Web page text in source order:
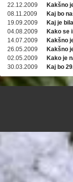
22.12.2009
Kakšno
08.11.2009
Kaj bo
19.09.2009
Kaj je
04.08.2009
Kako se
14.07.2009
Kakšno
26.05.2009
Kakšno
02.05.2009
Kako je
30.03.2009
Kaj bo